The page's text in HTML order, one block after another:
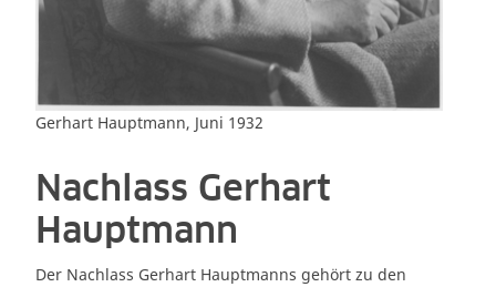
Gerhart Hauptmann, Juni 1932
Nachlass Gerhart
Hauptmann
Der Nachlass Gerhart Hauptmanns gehört zu den